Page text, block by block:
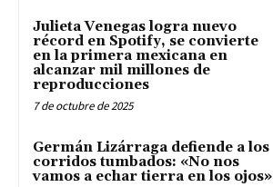
Julieta Venegas logra nuevo
récord en Spotify, se convierte
en la primera mexicana en
alcanzar mil millones de
reproducciones
7 de octubre de 2025
Germán Lizárraga defiende a los
corridos tumbados: «No nos
vamos a echar tierra en los ojos»